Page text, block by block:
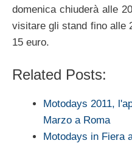
domenica chiuderà alle
visitare gli stand fino alle
15 euro.
Related Posts:
Motodays 2011,
Marzo a Roma
Motodays in Fiera